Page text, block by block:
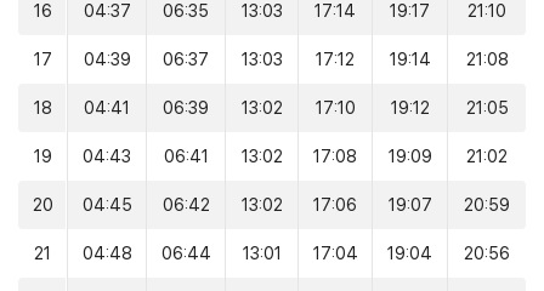
16 04:37 06:35 13:03 17:14 19:17 21:10
17 04:39 06:37 13:03 17:12 19:14 21:08
18 04:41 06:39 13:02 17:10 19:12 21:05
19 04:43 06:41 13:02 17:08 19:09 21:02
20 04:45 06:42 13:02 17:06 19:07 20:59
21 04:48 06:44 13:01 17:04 19:04 20:56